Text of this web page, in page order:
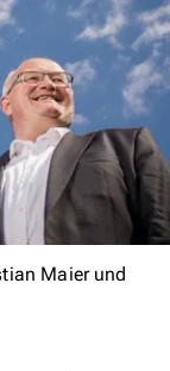
Maier und